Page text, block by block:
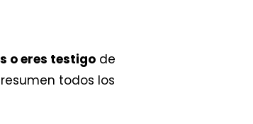
o eres testigo de
todos los